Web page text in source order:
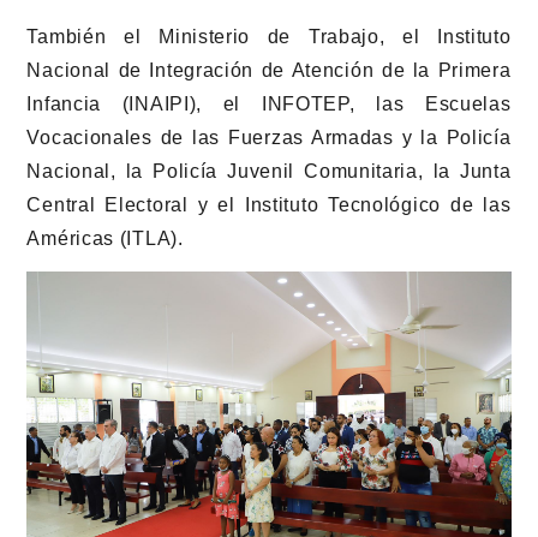
También el Ministerio de Trabajo, el Instituto
Nacional de Integración de Atención de la Primera
Infancia (INAIPI), el INFOTEP, las Escuelas
Vocacionales de las Fuerzas Armadas y la Policía
Nacional, la Policía Juvenil Comunitaria, la Junta
Central Electoral y el Instituto Tecnológico de las
Américas (ITLA).